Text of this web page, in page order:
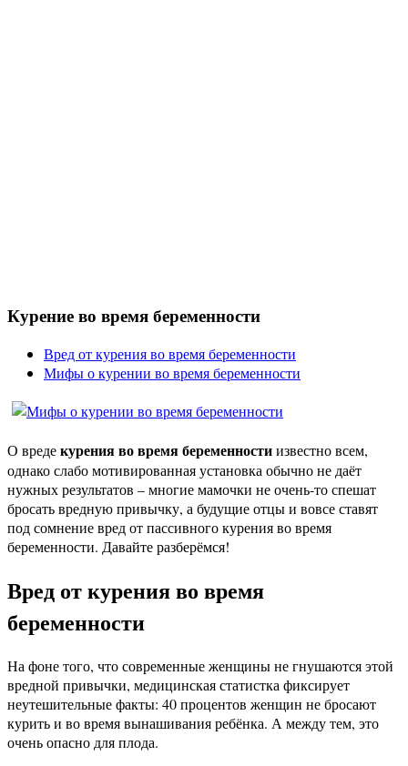
Курение во время беременности
Вред от курения во время беременности
Мифы о курении во время беременности
О вредекурения во время беременностиизвестно всем,
однако слабо мотивированная установка обычно не даёт
нужных результатов – многие мамочки не очень-то спешат
бросать вредную привычку, а будущие отцы и вовсе ставят
под сомнение вред от пассивного курения во время
беременности. Давайте разберёмся!
Вред от курения во время
беременности
На фоне того, что современные женщины не гнушаются этой
вредной привычки, медицинская статистка фиксирует
неутешительные факты: 40 процентов женщин не бросают
курить и во время вынашивания ребёнка. А между тем, это
очень опасно для плода.